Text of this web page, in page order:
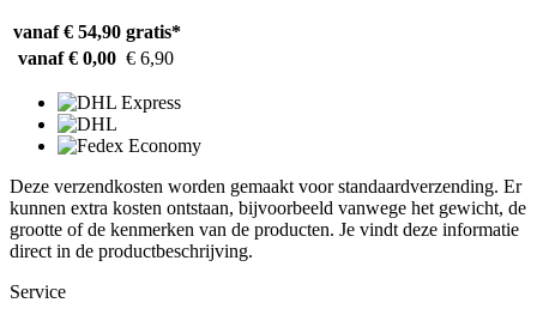
vanaf € 54,90 gratis*
vanaf € 0,00 € 6,90
Deze verzendkosten worden gemaakt voor standaardverzending. Er
kunnen extra kosten ontstaan, bijvoorbeeld vanwege het gewicht, de
grootte of de kenmerken van de producten. Je vindt deze informatie
direct in de productbeschrijving.
Service